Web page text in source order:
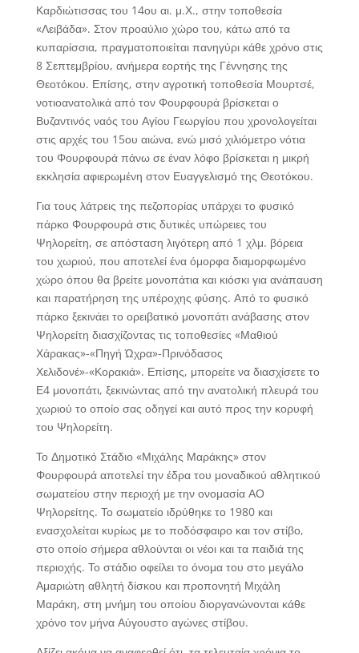
Καρδιώτισσας του 14ου αι. μ.Χ., στην τοποθεσία
«Λειβάδα». Στον προαύλιο χώρο του, κάτω από τα
κυπαρίσσια, πραγματοποιείται πανηγύρι κάθε χρόνο στις
8 Σεπτεμβρίου, ανήμερα εορτής της Γέννησης της
Θεοτόκου. Επίσης, στην αγροτική τοποθεσία Μουρτσέ,
νοτιοανατολικά από τον Φουρφουρά βρίσκεται ο
Βυζαντινός ναός του Αγίου Γεωργίου που χρονολογείται
στις αρχές του 15ου αιώνα, ενώ μισό χιλιόμετρο νότια
του Φουρφουρά πάνω σε έναν λόφο βρίσκεται η μικρή
εκκλησία αφιερωμένη στον Ευαγγελισμό της Θεοτόκου.
Για τους λάτρεις της πεζοπορίας υπάρχει το φυσικό
πάρκο Φουρφουρά στις δυτικές υπώρειες του
Ψηλορείτη, σε απόσταση λιγότερη από 1 χλμ. βόρεια
του χωριού, που αποτελεί ένα όμορφα διαμορφωμένο
χώρο όπου θα βρείτε μονοπάτια και κιόσκι για ανάπαυση
και παρατήρηση της υπέροχης φύσης. Από το φυσικό
πάρκο ξεκινάει το ορειβατικό μονοπάτι ανάβασης στον
Ψηλορείτη διασχίζοντας τις τοποθεσίες «Μαθιού
Χάρακας»-«Πηγή Ώχρα»-Πρινόδασος
Χελιδονέ»-«Κορακιά». Επίσης, μπορείτε να διασχίσετε το
Ε4 μονοπάτι, ξεκινώντας από την ανατολική πλευρά του
χωριού το οποίο σας οδηγεί και αυτό προς την κορυφή
του Ψηλορείτη.
Το Δημοτικό Στάδιο «Μιχάλης Μαράκης» στον
Φουρφουρά αποτελεί την έδρα του μοναδικού αθλητικού
σωματείου στην περιοχή με την ονομασία ΑΟ
Ψηλορείτης. Το σωματείο ιδρύθηκε το 1980 και
ενασχολείται κυρίως με το ποδόσφαιρο και τον στίβο,
στο οποίο σήμερα αθλούνται οι νέοι και τα παιδιά της
περιοχής. Το στάδιο οφείλει το όνομα του στο μεγάλο
Αμαριώτη αθλητή δίσκου και προπονητή Μιχάλη
Μαράκη, στη μνήμη του οποίου διοργανώνονται κάθε
χρόνο τον μήνα Αύγουστο αγώνες στίβου.